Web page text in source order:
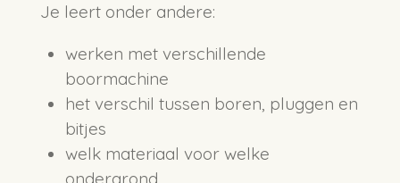
Je leert onder andere:
werken met verschillende
boormachine
het verschil tussen boren, pluggen en
bitjes
welk materiaal voor welke
ondergrond